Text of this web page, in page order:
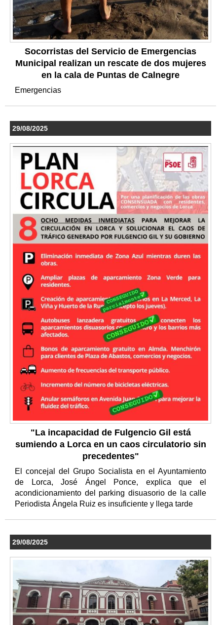
Socorristas del Servicio de Emergencias
Municipal realizan un rescate de dos mujeres
en la cala de Puntas de Calnegre
Emergencias
29/08/2025
"La incapacidad de Fulgencio Gil está
sumiendo a Lorca en un caos circulatorio sin
precedentes"
El concejal del Grupo Socialista en el Ayuntamiento
de Lorca, José Ángel Ponce, explica que el
acondicionamiento del parking disuasorio de la calle
Periodista Ángela Ruiz es insuficiente y llega tarde
29/08/2025